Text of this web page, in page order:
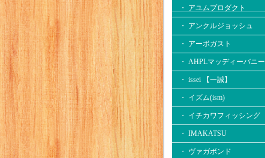
・ アユムプロダクト
・ アンクルジョッシュ
・ アーボガスト
・ AHPLマッディーバニー
・ issei 【一誠】
・ イズム(ism)
・ イチカワフィッシング
・ IMAKATSU
・ ヴァガボンド